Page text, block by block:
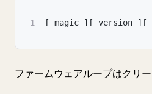
1 [ magic ] [ version ] [
ファームウェアループはクリ